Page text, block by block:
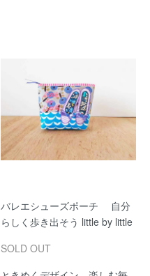
バレエシューズポーチ 自分
らしく歩き出そう little by little
SOLD OUT